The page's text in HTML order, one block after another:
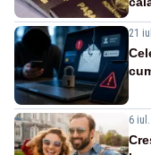
21
6